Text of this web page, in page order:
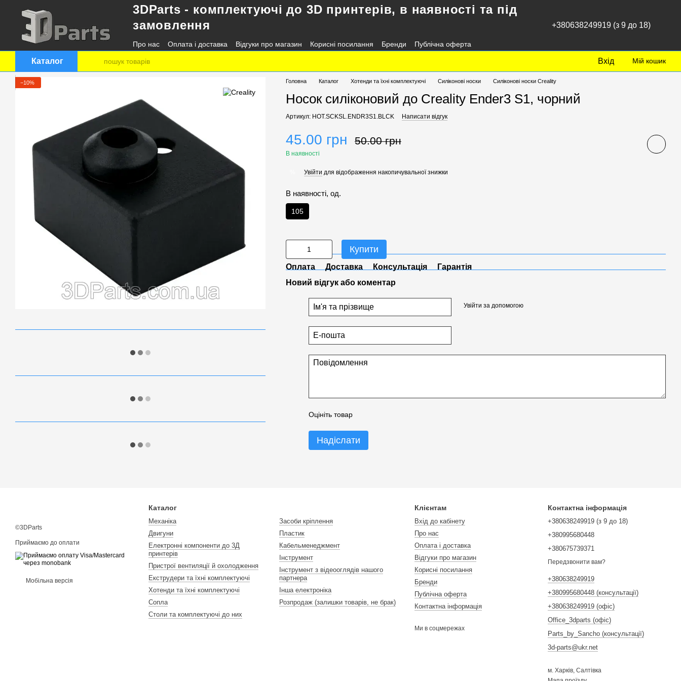
3DParts - комплектуючі до 3D принтерів, в наявності та під
замовлення
Про нас Оплата і доставка Відгуки про магазин Корисні посилання Бренди
Публічна оферта
+380638249919 (з 9 до 18)
Каталог Вхід Мій кошик
−10% Головна Каталог Хотенди та їхні комплектуючі Силіконові носки Силіконові носки Creality
Носок силіконовий до Creality Ender3 S1, чорний
Артикул: HOT.SCKSL.ENDR3S1.BLCK Написати відгук
45.00 грн 50.00 грн
В наявності
Увійти для відображення накопичувальної знижки
В наявності, од.
105
Купити
Оплата Доставка Консультація
Гарантія
Новий відгук або коментар
Увійти за допомогою
Оцініть товар
Надіслати
©3DParts
Приймаємо до оплати
Мобільна версія
Каталог
Механіка
Двигуни
Електронні компоненти до 3Д
принтерів
Пристрої вентиляції й охолодження
Екструдери та їхні комплектуючі
Хотенди та їхні комплектуючі
Сопла
Столи та комплектуючі до них
Засоби кріплення
Пластик
Кабельменеджмент
Інструмент
Інструмент з відеооглядів нашого
партнера
Інша електроніка
Розпродаж (залишки товарів, не брак)
Клієнтам
Вхід до кабінету
Про нас
Оплата і доставка
Відгуки про магазин
Корисні посилання
Бренди
Публічна оферта
Контактна інформація
Ми в соцмережах
Контактна інформація
+380638249919 (з 9 до 18)
+380995680448
+380675739371
Передзвонити вам?
+380638249919
+380995680448 (консультації)
+380638249919 (офіс)
Office_3dparts (офіс)
Parts_by_Sancho (консультації)
3d-parts@ukr.net
м. Харків, Салтівка